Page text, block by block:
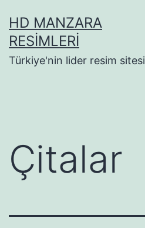
geçHD MANZARA
RESIMLERI
Türkiye'nin lider resim sitesi
Çitalar